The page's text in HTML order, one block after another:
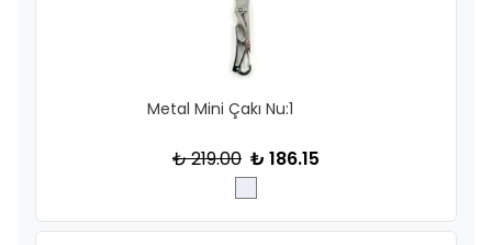
Metal Mini Çakı Nu:1
₺ 219.00 ₺ 186.15